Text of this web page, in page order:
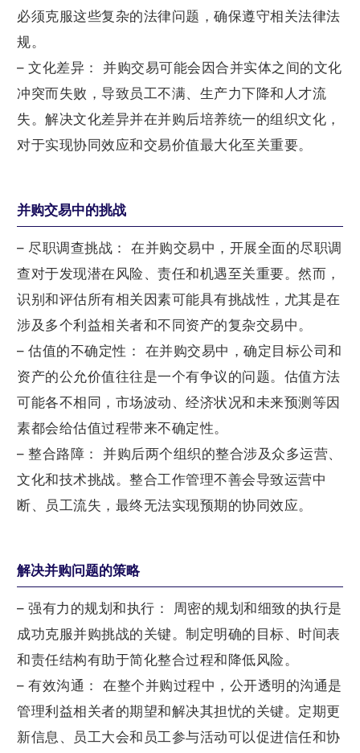
必须克服这些复杂的法律问题，确保遵守相关法律法
规。
– 文化差异： 并购交易可能会因合并实体之间的文化
冲突而失败，导致员工不满、生产力下降和人才流
失。解决文化差异并在并购后培养统一的组织文化，
对于实现协同效应和交易价值最大化至关重要。
并购交易中的挑战
– 尽职调查挑战： 在并购交易中，开展全面的尽职调
查对于发现潜在风险、责任和机遇至关重要。然而，
识别和评估所有相关因素可能具有挑战性，尤其是在
涉及多个利益相关者和不同资产的复杂交易中。
– 估值的不确定性： 在并购交易中，确定目标公司和
资产的公允价值往往是一个有争议的问题。估值方法
可能各不相同，市场波动、经济状况和未来预测等因
素都会给估值过程带来不确定性。
– 整合路障： 并购后两个组织的整合涉及众多运营、
文化和技术挑战。整合工作管理不善会导致运营中
断、员工流失，最终无法实现预期的协同效应。
解决并购问题的策略
– 强有力的规划和执行： 周密的规划和细致的执行是
成功克服并购挑战的关键。制定明确的目标、时间表
和责任结构有助于简化整合过程和降低风险。
– 有效沟通： 在整个并购过程中，公开透明的沟通是
管理利益相关者的期望和解决其担忧的关键。定期更
新信息、员工大会和员工参与活动可以促进信任和协